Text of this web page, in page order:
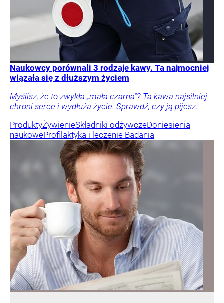
Naukowcy porównali 3 rodzaje kawy. Ta najmocniej
wiązała się z dłuższym życiem
Myślisz, że to zwykła „mała czarna”? Ta kawa najsilniej
chroni serce i wydłuża życie. Sprawdź, czy ją pijesz.
ProduktyŻywienieSkładniki odżywczeDoniesienia
naukoweProfilaktyka i leczenie Badania